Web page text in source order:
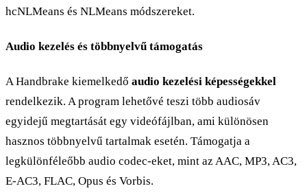
hcNLMeans és NLMeans módszereket.
Audio kezelés és többnyelvű támogatás
A Handbrake kiemelkedő audio kezelési képességekkel
rendelkezik. A program lehetővé teszi több audiosáv
egyidejű megtartását egy videófájlban, ami különösen
hasznos többnyelvű tartalmak esetén. Támogatja a
legkülönféleőbb audio codec-eket, mint az AAC, MP3, AC3,
E-AC3, FLAC, Opus és Vorbis.